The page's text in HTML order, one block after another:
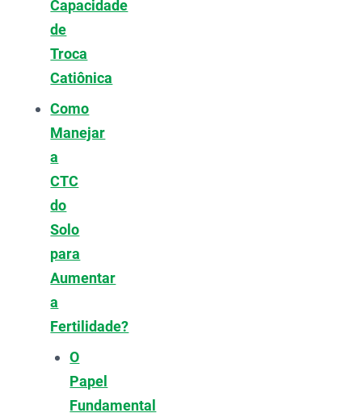
Capacidade
de
Troca
Catiônica
Como
Manejar
a
CTC
do
Solo
para
Aumentar
a
Fertilidade?
O
Papel
Fundamental